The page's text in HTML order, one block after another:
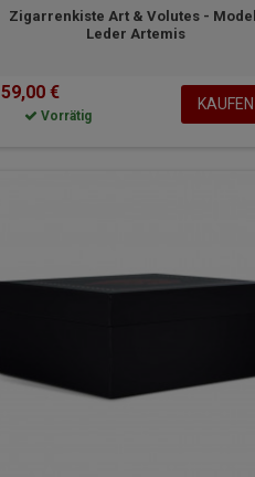
Zigarrenkiste Art & Volutes - Modell
Leder Artemis
59,00 €
Vorrätig
KAUFEN